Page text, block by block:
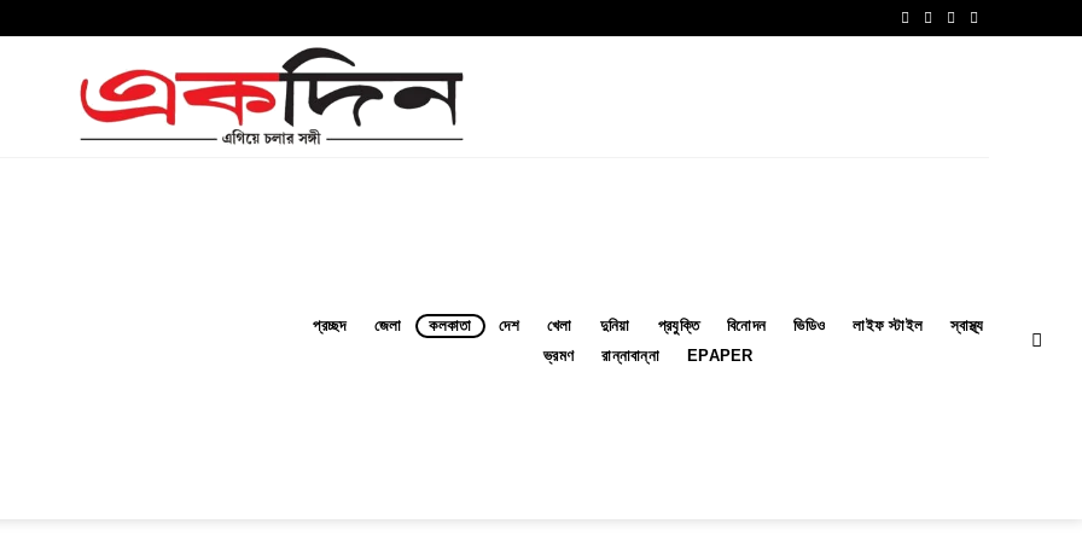
প্রচ্ছদ জেলা কলকাতা দেশ খেলা দুনিয়া প্রযুক্তি বিনোদন ভিডিও লাইফ স্টাইল
স্বাস্থ্য
ভ্রমণ
রান্নাবান্না EPAPER